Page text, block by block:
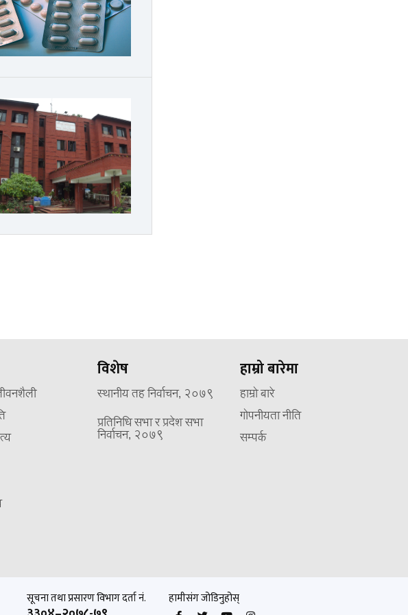
विशेष
स्थानीय तह निर्वाचन, २०७९
प्रतिनिधि सभा र प्रदेश सभा
निर्वाचन, २०७९
हाम्रो बारेमा
हाम्रो बारे
गोपनीयता नीति
सम्पर्क
सूचना तथा प्रसारण विभाग दर्ता नं. हामीसंग जोडिनुहोस्